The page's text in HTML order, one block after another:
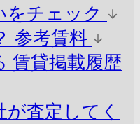
をチェック
参考賃料
賃貸掲載履歴
査定してく